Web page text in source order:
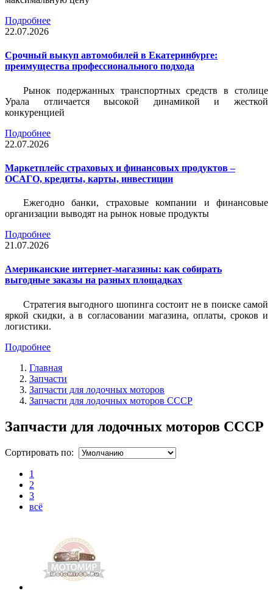
Подробнее
22.07.2026
Срочный выкуп автомобилей в Екатеринбурге:
преимущества профессионального подхода
Рынок подержанных транспортных средств в столице
Урала отличается высокой динамикой и жесткой
конкуренцией
Подробнее
22.07.2026
Маркетплейс страховых и финансовых продуктов –
ОСАГО, кредиты, карты, инвестиции
Ежегодно банки, страховые компании и финансовые
организации выводят на рынок новые продукты
Подробнее
21.07.2026
Американские интернет-магазины: как собирать
выгодные заказы на разных площадках
Стратегия выгодного шопинга состоит не в поиске самой
яркой скидки, а в согласовании магазина, оплаты, сроков и
логистики.
Подробнее
Главная
Запчасти
Запчасти для лодочных моторов
Запчасти для лодочных моторов СССР
Запчасти для лодочных моторов СССР
Сортировать по:
1
2
3
всё